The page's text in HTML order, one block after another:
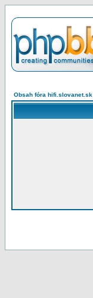
Obsah fóra hifi.slovanet.sk